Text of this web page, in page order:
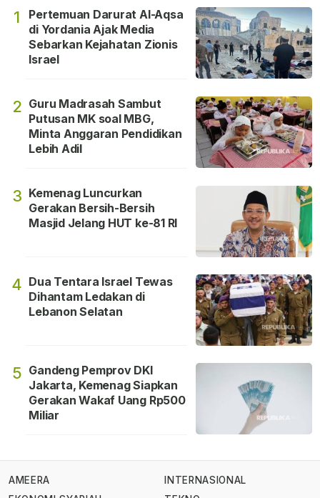
1
Pertemuan Darurat Al-Aqsa
di Yordania Ajak Media
Sebarkan Kejahatan Zionis
Israel
2 Guru Madrasah Sambut
Putusan MK soal MBG,
Minta Anggaran Pendidikan
Lebih Adil
3 Kemenag Luncurkan
Gerakan Bersih-Bersih
Masjid Jelang HUT ke-81 RI
4 Dua Tentara Israel Tewas
Dihantam Ledakan di
Lebanon Selatan
5 Gandeng Pemprov DKI
Jakarta, Kemenag Siapkan
Gerakan Wakaf Uang Rp500
Miliar
AMEERA
INTERNASIONAL